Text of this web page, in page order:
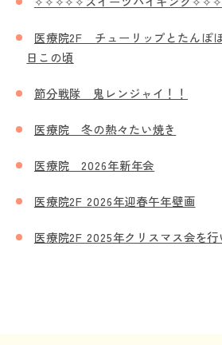
医療院2F チューリップとたんぽ
日この頃
節分戦隊 鬼レンジャイ！！
医療院 冬の熱々たい焼き
医療院 2026年新年会
医療院2F 2026年迎春午年壁画
医療院2F 2025年クリスマス会を